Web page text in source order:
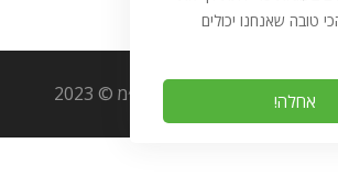
לאוריגמי מערכות מידע בע״מ © 2023
טובה שאנחנו יכולים
אחלה!